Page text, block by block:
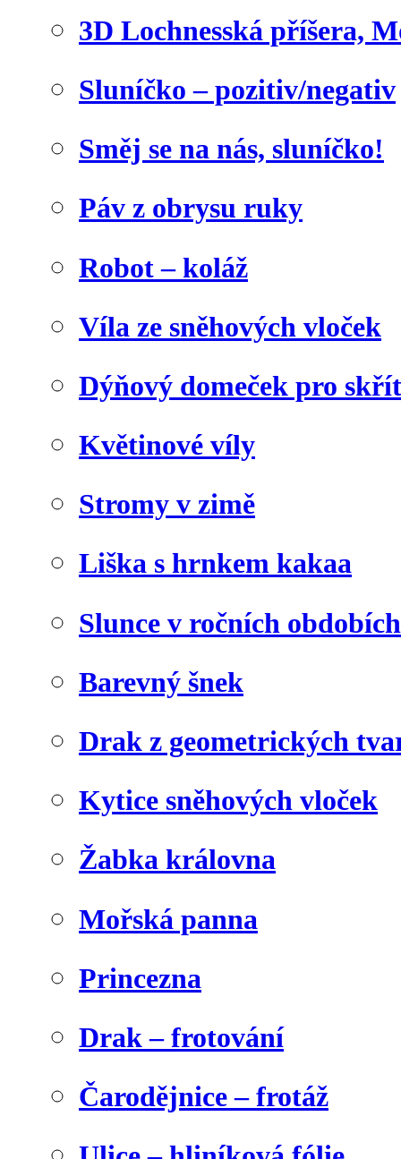
3D Lochnesská příšera,
Sluníčko – pozitiv/negativ
Směj se na nás, sluníčko!
Páv z obrysu ruky
Robot – koláž
Víla ze sněhových vloček
Dýňový domeček pro
Květinové víly
Stromy v zimě
Liška s hrnkem kakaa
Slunce v ročních obdobích
Barevný šnek
Drak z geometrických
Kytice sněhových vloček
Žabka královna
Mořská panna
Princezna
Drak – frotování
Čarodějnice – frotáž